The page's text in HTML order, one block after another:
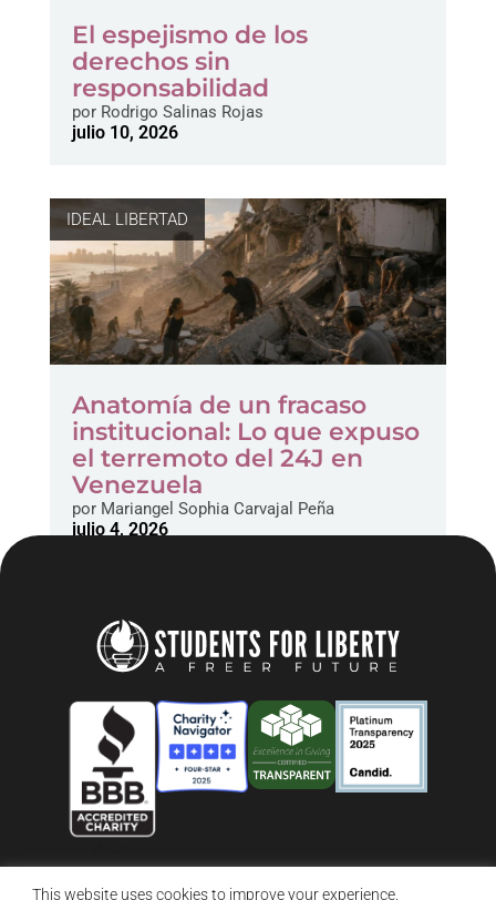
This website uses cookies to improve your experience.
El espejismo de los
derechos sin
responsabilidad
porRodrigo Salinas Rojas
julio 10, 2026
IDEAL LIBERTAD
Anatomía de un fracaso
institucional: Lo que expuso
el terremoto del 24J en
Venezuela
porMariangel Sophia Carvajal Peña
julio 4, 2026
© 2026 Students For Liberty, All Rights Reserved